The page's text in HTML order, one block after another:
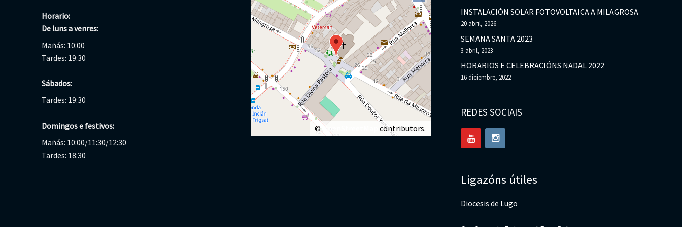
Horario:
De luns a venres:
Mañás: 10:00
Tardes: 19:30
Sábados:
Tardes: 19:30
Domingos e festivos:
Mañás: 10:00/11:30/12:30
Tardes: 18:30
© OpenStreetMap contributors.
INSTALACIÓN SOLAR FOTOVOLTAICA A MILAGROSA
20 abril, 2026
SEMANA SANTA 2023
3 abril, 2023
HORARIOS E CELEBRACIÓNS NADAL 2022
16 diciembre, 2022
REDES SOCIAIS
Ligazóns útiles
Diocesis de Lugo